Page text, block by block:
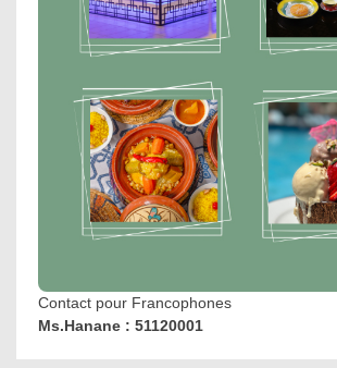
Contact pour Francophones
Ms.Hanane : 51120001